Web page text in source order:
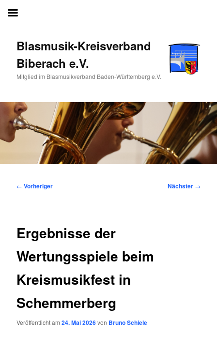
Blasmusik-Kreisverband
Biberach e.V.
Mitglied im Blasmusikverband Baden-Württemberg e.V.
Beitragsnavigation
← Vorheriger Nächster →
Ergebnisse der
Wertungsspiele beim
Kreismusikfest in
Schemmerberg
Veröffentlicht am24. Mai 2026von Bruno Schiele